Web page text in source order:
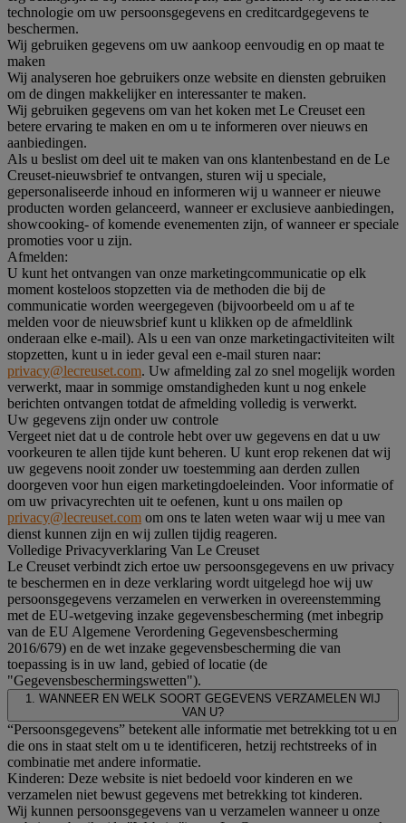
technologie om uw persoonsgegevens en creditcardgegevens te
beschermen.
Wij gebruiken gegevens om uw aankoop eenvoudig en op maat te
maken
Wij analyseren hoe gebruikers onze website en diensten gebruiken
om de dingen makkelijker en interessanter te maken.
Wij gebruiken gegevens om van het koken met Le Creuset een
betere ervaring te maken en om u te informeren over nieuws en
aanbiedingen.
Als u beslist om deel uit te maken van ons klantenbestand en de Le
Creuset-nieuwsbrief te ontvangen, sturen wij u speciale,
gepersonaliseerde inhoud en informeren wij u wanneer er nieuwe
producten worden gelanceerd, wanneer er exclusieve aanbiedingen,
showcooking- of komende evenementen zijn, of wanneer er speciale
promoties voor u zijn.
Afmelden:
U kunt het ontvangen van onze marketingcommunicatie op elk
moment kosteloos stopzetten via de methoden die bij de
communicatie worden weergegeven (bijvoorbeeld om u af te
melden voor de nieuwsbrief kunt u klikken op de afmeldlink
onderaan elke e-mail). Als u een van onze marketingactiviteiten wilt
stopzetten, kunt u in ieder geval een e-mail sturen naar:
privacy@lecreuset.com. Uw afmelding zal zo snel mogelijk worden
verwerkt, maar in sommige omstandigheden kunt u nog enkele
berichten ontvangen totdat de afmelding volledig is verwerkt.
Uw gegevens zijn onder uw controle
Vergeet niet dat u de controle hebt over uw gegevens en dat u uw
voorkeuren te allen tijde kunt beheren. U kunt erop rekenen dat wij
uw gegevens nooit zonder uw toestemming aan derden zullen
doorgeven voor hun eigen marketingdoeleinden. Voor informatie of
om uw privacyrechten uit te oefenen, kunt u ons mailen op
privacy@lecreuset.com om ons te laten weten waar wij u mee van
dienst kunnen zijn en wij zullen tijdig reageren.
Volledige Privacyverklaring Van Le Creuset
Le Creuset verbindt zich ertoe uw persoonsgegevens en uw privacy
te beschermen en in deze verklaring wordt uitgelegd hoe wij uw
persoonsgegevens verzamelen en verwerken in overeenstemming
met de EU-wetgeving inzake gegevensbescherming (met inbegrip
van de EU Algemene Verordening Gegevensbescherming
2016/679) en de wet inzake gegevensbescherming die van
toepassing is in uw land, gebied of locatie (de
"Gegevensbeschermingswetten").
1. WANNEER EN WELK SOORT GEGEVENS VERZAMELEN WIJ
VAN U?
“Persoonsgegevens” betekent alle informatie met betrekking tot u en
die ons in staat stelt om u te identificeren, hetzij rechtstreeks of in
combinatie met andere informatie.
Kinderen: Deze website is niet bedoeld voor kinderen en we
verzamelen niet bewust gegevens met betrekking tot kinderen.
Wij kunnen persoonsgegevens van u verzamelen wanneer u onze